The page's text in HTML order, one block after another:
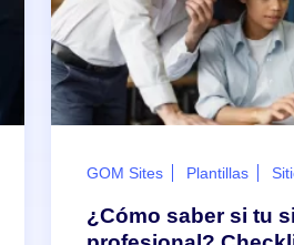
GOM Sites Plantillas
¿Cómo saber si tu